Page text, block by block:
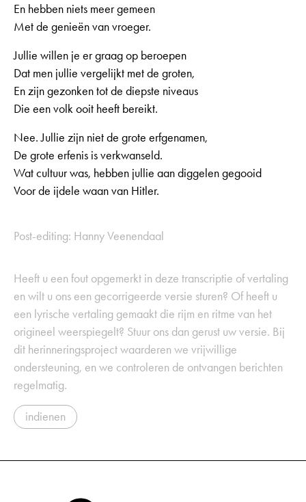
En hebben niets meer gemeen
Met de genieën van vroeger.
Jullie willen je er graag op beroepen
Dat men jullie vergelijkt met de groten,
En zijn gezonken tot de diepste niveaus
Die een volk ooit heeft bereikt.
Nee. Jullie zijn niet de grote erfgenamen,
De grote erfenis is verkwanseld.
Wat cultuur was, hebben jullie aan diggelen gegooid
Voor de ijdele waan van Hitler.
Post-editing: Hanny Veenendaal
Heeft u een fout opgemerkt in deze transcriptie of vertaling
en wilt u ons een gecorrigeerde versie sturen? Of heeft u
een lyrische vertaling gemaakt die rijm en ritme van het
origineel weerspiegelt? Stuur ons dan gerust uw versie. Bij
dit herinneringsproject waarderen we vrijwillige
ondersteuning, en we controleren de ontvangen berichten
regelmatig.
indienen